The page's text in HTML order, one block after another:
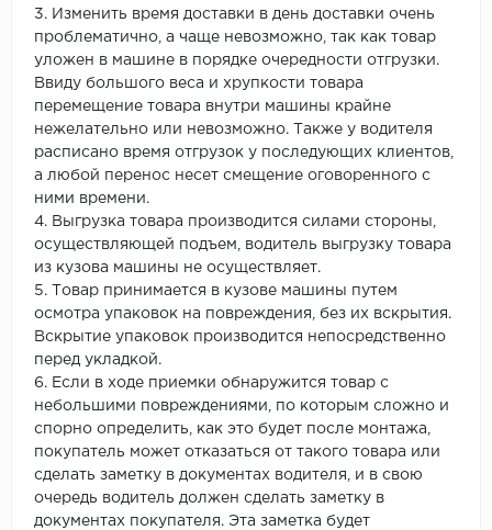
3. Изменить время доставки в день доставки очень
проблематично, а чаще невозможно, так как товар
уложен в машине в порядке очередности отгрузки.
Ввиду большого веса и хрупкости товара
перемещение товара внутри машины крайне
нежелательно или невозможно. Также у водителя
расписано время отгрузок у последующих клиентов,
а любой перенос несет смещение оговоренного с
ними времени.
4. Выгрузка товара производится силами стороны,
осуществляющей подъем, водитель выгрузку товара
из кузова машины не осуществляет.
5. Товар принимается в кузове машины путем
осмотра упаковок на повреждения, без их вскрытия.
Вскрытие упаковок производится непосредственно
перед укладкой.
6. Если в ходе приемки обнаружится товар с
небольшими повреждениями, по которым сложно и
спорно определить, как это будет после монтажа,
покупатель может отказаться от такого товара или
сделать заметку в документах водителя, и в свою
очередь водитель должен сделать заметку в
документах покупателя. Эта заметка будет